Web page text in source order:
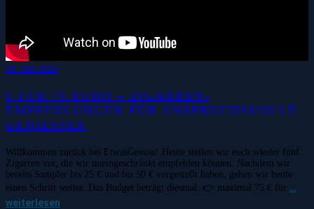
18. Juli 2026
5 FÜR 75 EURO – ZIGARREN-
EMPFEHLUNGEN FÜR ANSPRUCHSVOLLE
GENIESSER
Willkommen zurück bei EtwasGenuss! Heute stellen wir euch wieder fünf
Zigarren vor, die wir uneingeschränkt empfehlen können. Nachdem wir
bereits Sampler bis 25 € und bis 50 € vorgestellt haben, gehen wir heute
einen Schritt weiter. Das Budget beträgt diesmal: 👉 maximal 75 € für …
weiterlesen